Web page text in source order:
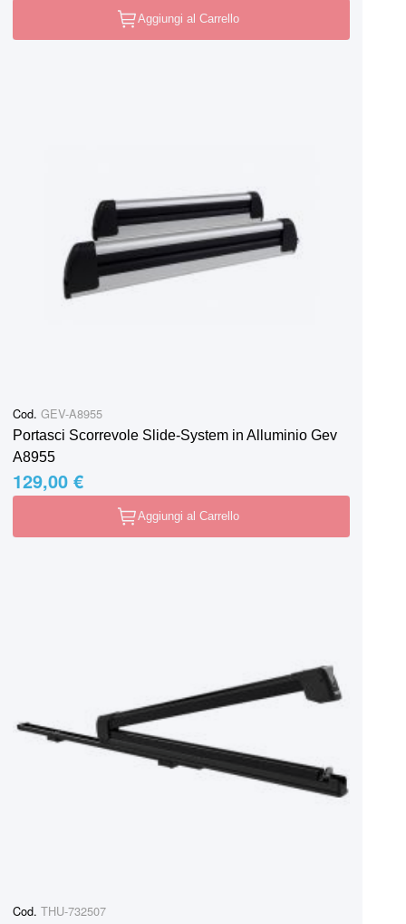
Aggiungi al Carrello
Cod. GEV-A8955
Portasci Scorrevole Slide-System in Alluminio Gev
A8955
129,00 €
Aggiungi al Carrello
Cod. THU-732507